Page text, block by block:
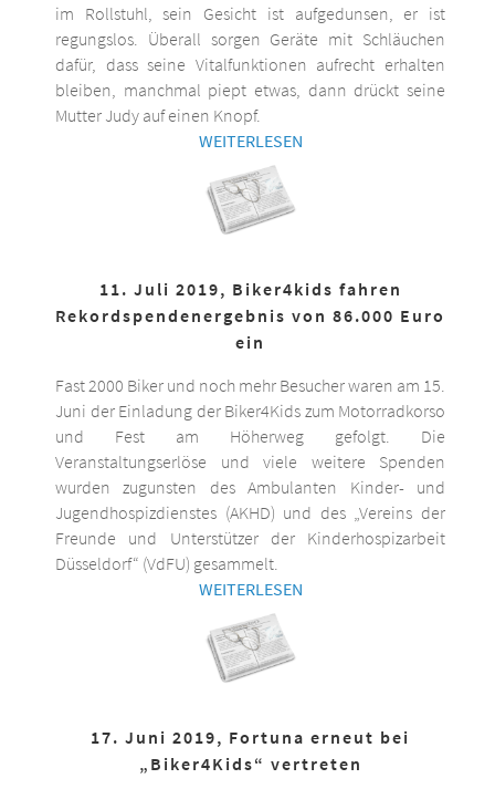
im Rollstuhl, sein Gesicht ist aufgedunsen, er ist
regungslos. Überall sorgen Geräte mit Schläuchen
dafür, dass seine Vitalfunktionen aufrecht erhalten
bleiben, manchmal piept etwas, dann drückt seine
Mutter Judy auf einen Knopf.
WEITERLESEN
11. Juli 2019, Biker4kids fahren
Rekordspendenergebnis von 86.000 Euro
ein
Fast 2000 Biker und noch mehr Besucher waren am 15.
Juni der Einladung der Biker4Kids zum Motorradkorso
und Fest am Höherweg gefolgt. Die
Veranstaltungserlöse und viele weitere Spenden
wurden zugunsten des Ambulanten Kinder- und
Jugendhospizdienstes (AKHD) und des „Vereins der
Freunde und Unterstützer der Kinderhospizarbeit
Düsseldorf“ (VdFU) gesammelt.
WEITERLESEN
17. Juni 2019, Fortuna erneut bei
„Biker4Kids“ vertreten